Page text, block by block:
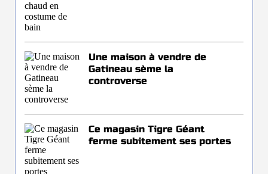
Une maison à vendre de
Gatineau sème la
controverse
Ce magasin Tigre Géant
ferme subitement ses portes